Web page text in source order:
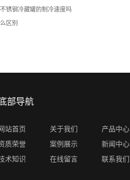
锈钢冷藏罐的制冷速度吗
区别
部导航
站首页 关于我们
产品中心
质荣誉
案例展示
新闻中心
术知识
在线留言 联系我们